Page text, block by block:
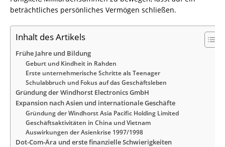
beträchtliches persönliches Vermögen schließen.
Inhalt des Artikels
Frühe Jahre und Bildung
Geburt und Kindheit in Rahden
Erste unternehmerische Schritte als Teenager
Schulabbruch und Fokus auf das Geschäftsleben
Gründung der Windhorst Electronics GmbH
Expansion nach Asien und internationale Geschäfte
Gründung der Windhorst Asia Pacific Holding Limited
Geschäftsaktivitäten in China und Vietnam
Auswirkungen der Asienkrise 1997/1998
Dot-Com-Ära und erste finanzielle Schwierigkeiten